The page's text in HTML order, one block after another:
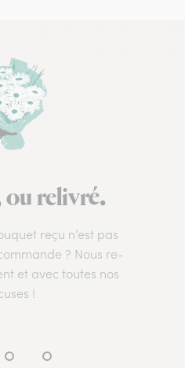
relivré.
reçu n’est pas
? Nous re-
et avec toutes nos
!